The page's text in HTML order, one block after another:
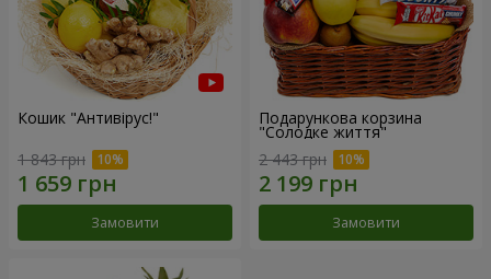
Кошик "Антивірус!"
1 843 грн
Замовити
Подарункова корзина
"Солодке життя"
2 443 грн
Замовити